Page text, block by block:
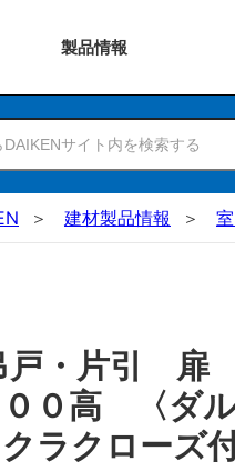
製品情報
建材製品情報
・片引 扉
０高 〈ダル
クローズ